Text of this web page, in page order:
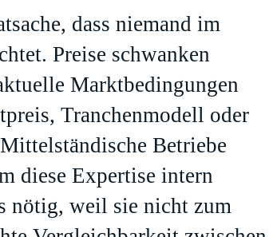
dass niemand im
Preise schwanken
Marktbedingungen
Tranchenmodell oder
Betriebe
diese Expertise intern
nötig, weil sie nicht zum